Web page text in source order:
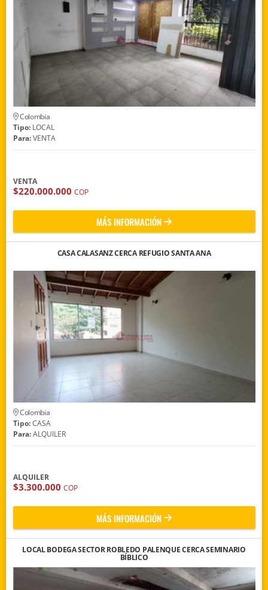
Colombia
Tipo:LOCAL
Para:VENTA
VENTA
$220.000.000 COP
MÁS INFORMACIÓN
CASA CALASANZ CERCA REFUGIO SANTA ANA
Colombia
Tipo:CASA
Para:ALQUILER
ALQUILER
$3.300.000 COP
MÁS INFORMACIÓN
LOCAL BODEGA SECTOR ROBLEDO PALENQUE CERCA SEMINARIO
BÍBLICO